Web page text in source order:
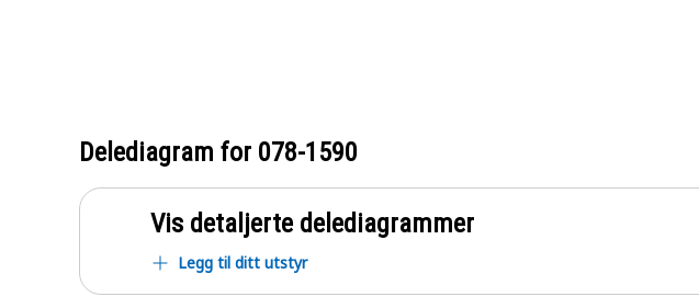
Delediagram for 078-1590
Vis detaljerte delediagrammer
Legg til ditt utstyr